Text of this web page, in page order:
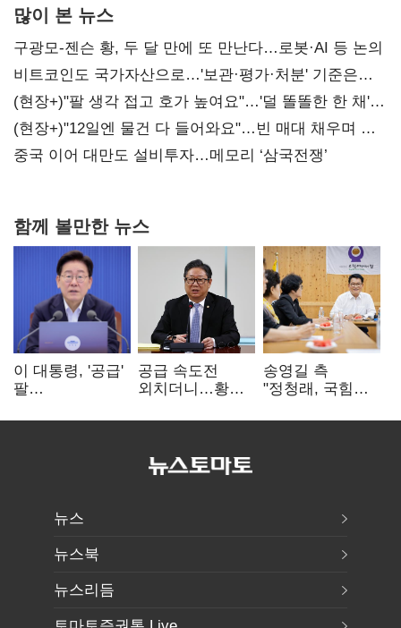
많이 본 뉴스
구광모-젠슨 황, 두 달 만에 또 만난다…로봇·AI 등 논의
비트코인도 국가자산으로…'보관·평가·처분' 기준은
숙제
(현장+)"팔 생각 접고 호가 높여요"…'덜 똘똘한 한 채'
20억 키맞추기
(현장+)"12일엔 물건 다 들어와요"…빈 매대 채우며 문
연 홈플러스
중국 이어 대만도 설비투자…메모리 ‘삼국전쟁’
함께 볼만한 뉴스
이 대통령, '공급'
팔
여 내부선
공급 속도전
외치더니…황희,
리모델링' 제안
송영길 측
"정청래, 국힘
민주당 대표로
뉴스
뉴스북
뉴스리듬